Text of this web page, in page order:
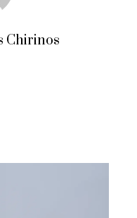
Chirinos